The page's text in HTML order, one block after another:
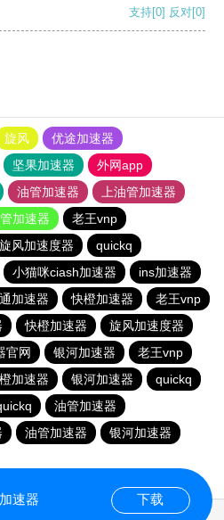
支持[0] 反对[0]
旋风
优途加速器
坚果加速器
外网app
油管加速器
上油管加速器
加速器
老王vnp
旋风加速度器
quickq
小猫咪ciash加速器
ins加速器
加速器 快橙加速器
老王vnp
快橙加速器
旋风加速度器
官网 银河加速器
老王vnp
加速器 银河加速器
quickq
油管加速器
油管加速器 银河加速器
速器 下载